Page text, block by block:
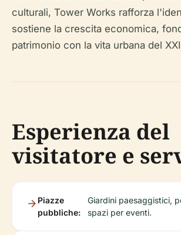
culturali, Tower Works rafforza
sostiene la crescita economica,
patrimonio con la vita urbana del
Esperienza del
visitatore e
Piazze
pubbliche:
Giardini paesaggistici,
spazi per eventi.